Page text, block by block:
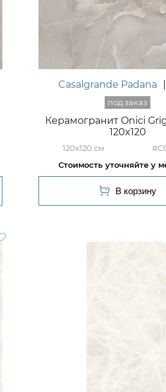
Casalgrande Padana
Керамогранит Onici
120x120
120x120